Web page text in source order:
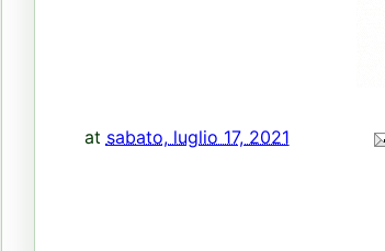
at sabato, luglio 17, 2021